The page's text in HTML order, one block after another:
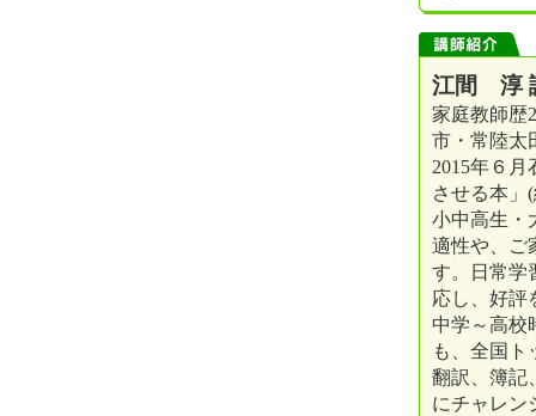
江間 淳
家庭教師歴
市・常陸太
2015年６
させる本」
小中高生・
適性や、ご
す。日常学
応し、好評
中学～高校
も、全国
翻訳、簿記
にチャレン